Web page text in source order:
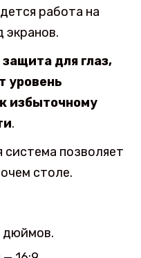
работа на
экранов.
для глаз,
уровень
избыточному
.
система позволяет
столе.
дюймов.